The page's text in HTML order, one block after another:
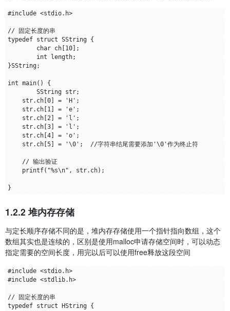
#include <stdio.h>
// 固定长度的串
typedef struct SString {
}SString;
int main() {
1.2.2 堆内存存储
与定长顺序存储不同的是，堆内存存储使用一个指针指向数组，这个
数组其实也是连续的，区别是使用malloc申请存储空间时，可以动态
指定需要的空间长度，用完以后可以使用free释放这段空间
#include <stdio.h>
#include <stdlib.h>
// 固定长度的串
typedef struct HString {